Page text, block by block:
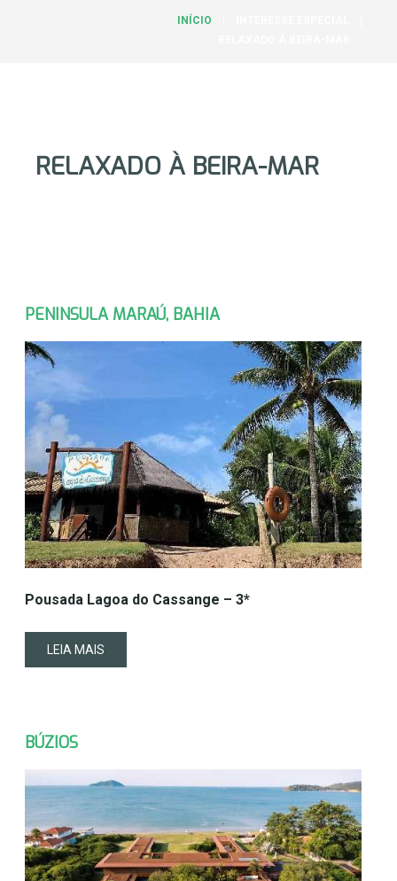
INÍCIO
RELAXADO À BEIRA-MAR
PENINSULA MARAÚ, BAHIA
Pousada Lagoa do Cassange – 3*
LEIA MAIS
BÚZIOS